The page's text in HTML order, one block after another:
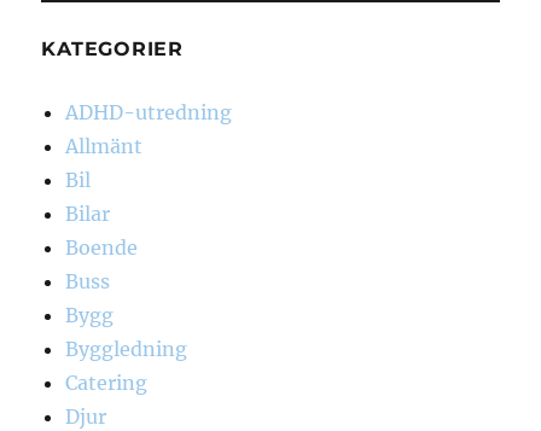
KATEGORIER
ADHD-utredning
Allmänt
Bil
Bilar
Boende
Buss
Bygg
Byggledning
Catering
Djur